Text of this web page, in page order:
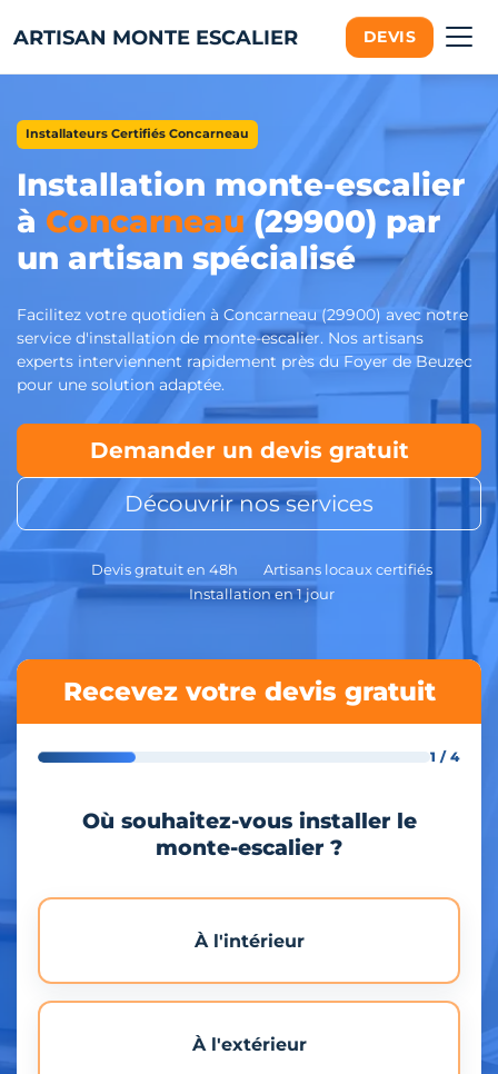
ARTISAN MONTE ESCALIER DEVIS
Installateurs Certifiés Concarneau
Installation monte-escalier
à Concarneau (29900) par
un artisan spécialisé
Facilitez votre quotidien à Concarneau (29900) avec notre
service d'installation de monte-escalier. Nos artisans
experts interviennent rapidement près du Foyer de Beuzec
pour une solution adaptée.
Demander un devis gratuit
Découvrir nos services
Devis gratuit en 48h
Artisans locaux certifiés
Installation en 1 jour
Recevez votre devis gratuit
1 / 4
Où souhaitez-vous installer le
monte-escalier ?
À l'intérieur
À l'extérieur